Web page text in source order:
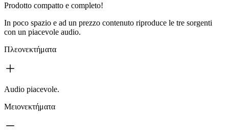
Prodotto compatto e completo!
In poco spazio e ad un prezzo contenuto riproduce le tre sorgenti
con un piacevole audio.
Πλεονεκτήματα
Audio piacevole.
Μειονεκτήματα